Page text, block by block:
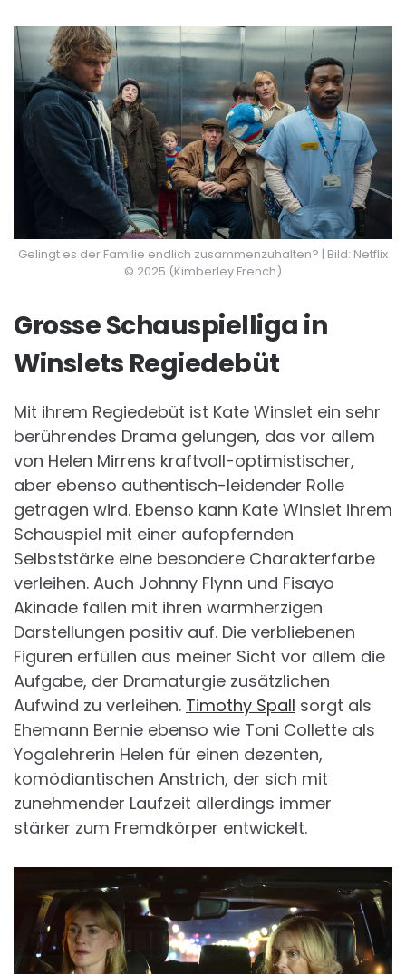
Gelingt es der Familie endlich zusammenzuhalten? | Bild: Netflix
© 2025 (Kimberley French)
Grosse Schauspielliga in
Winslets Regiedebüt
Mit ihrem Regiedebüt ist Kate Winslet ein sehr
berührendes Drama gelungen, das vor allem
von Helen Mirrens kraftvoll-optimistischer,
aber ebenso authentisch-leidender Rolle
getragen wird. Ebenso kann Kate Winslet ihrem
Schauspiel mit einer aufopfernden
Selbststärke eine besondere Charakterfarbe
verleihen. Auch Johnny Flynn und Fisayo
Akinade fallen mit ihren warmherzigen
Darstellungen positiv auf. Die verbliebenen
Figuren erfüllen aus meiner Sicht vor allem die
Aufgabe, der Dramaturgie zusätzlichen
Aufwind zu verleihen. Timothy Spall sorgt als
Ehemann Bernie ebenso wie Toni Collette als
Yogalehrerin Helen für einen dezenten,
komödiantischen Anstrich, der sich mit
zunehmender Laufzeit allerdings immer
stärker zum Fremdkörper entwickelt.